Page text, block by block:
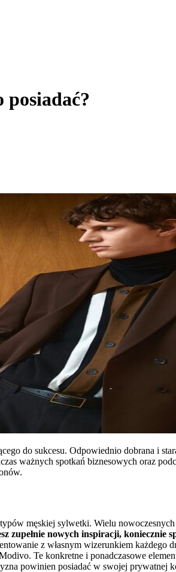
do sukcesu. Odpowiednio dobrana i
ważnych spotkań biznesowych oraz
męskiej sylwetki. Wielu
zupełnie nowych inspiracji, koniecznie
z własnym wizerunkiem każdego
Te konkretne i ponadczasowe
powinien posiadać w swojej prywatnej